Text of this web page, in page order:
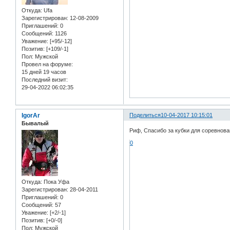
Откуда: Ufa
Зарегистрирован: 12-08-2009
Приглашений: 0
Сообщений: 1126
Уважение: [+95/-12]
Позитив: [+109/-1]
Пол: Мужской
Провел на форуме:
15 дней 19 часов
Последний визит:
29-04-2022 06:02:35
Поделиться10-04-2017 10:15:01
IgorAr
Бывалый
Откуда: Пока Уфа
Зарегистрирован: 28-04-2011
Приглашений: 0
Сообщений: 57
Уважение: [+2/-1]
Позитив: [+0/-0]
Пол: Мужской
Риф, Спасибо за кубки для
0